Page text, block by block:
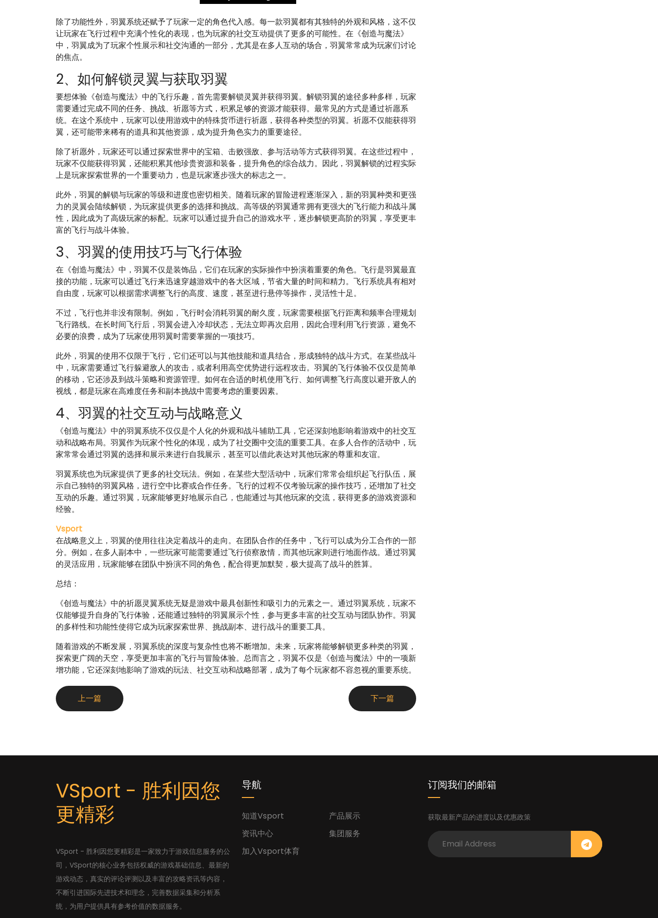
除了功能性外，羽翼系统还赋予了玩家一定的角色代入感。每一款羽翼都有其独特的外观和风格，这不仅
让玩家在飞行过程中充满个性化的表现，也为玩家的社交互动提供了更多的可能性。在《创造与魔法》
中，羽翼成为了玩家个性展示和社交沟通的一部分，尤其是在多人互动的场合，羽翼常常成为玩家们讨论
的焦点。
2、如何解锁灵翼与获取羽翼
要想体验《创造与魔法》中的飞行乐趣，首先需要解锁灵翼并获得羽翼。解锁羽翼的途径多种多样，玩家
需要通过完成不同的任务、挑战、祈愿等方式，积累足够的资源才能获得。最常见的方式是通过祈愿系
统。在这个系统中，玩家可以使用游戏中的特殊货币进行祈愿，获得各种类型的羽翼。祈愿不仅能获得羽
翼，还可能带来稀有的道具和其他资源，成为提升角色实力的重要途径。
除了祈愿外，玩家还可以通过探索世界中的宝箱、击败强敌、参与活动等方式获得羽翼。在这些过程中，
玩家不仅能获得羽翼，还能积累其他珍贵资源和装备，提升角色的综合战力。因此，羽翼解锁的过程实际
上是玩家探索世界的一个重要动力，也是玩家逐步强大的标志之一。
此外，羽翼的解锁与玩家的等级和进度也密切相关。随着玩家的冒险进程逐渐深入，新的羽翼种类和更强
力的灵翼会陆续解锁，为玩家提供更多的选择和挑战。高等级的羽翼通常拥有更强大的飞行能力和战斗属
性，因此成为了高级玩家的标配。玩家可以通过提升自己的游戏水平，逐步解锁更高阶的羽翼，享受更丰
富的飞行与战斗体验。
3、羽翼的使用技巧与飞行体验
在《创造与魔法》中，羽翼不仅是装饰品，它们在玩家的实际操作中扮演着重要的角色。飞行是羽翼最直
接的功能，玩家可以通过飞行来迅速穿越游戏中的各大区域，节省大量的时间和精力。飞行系统具有相对
自由度，玩家可以根据需求调整飞行的高度、速度，甚至进行悬停等操作，灵活性十足。
不过，飞行也并非没有限制。例如，飞行时会消耗羽翼的耐久度，玩家需要根据飞行距离和频率合理规划
飞行路线。在长时间飞行后，羽翼会进入冷却状态，无法立即再次启用，因此合理利用飞行资源，避免不
必要的浪费，成为了玩家使用羽翼时需要掌握的一项技巧。
此外，羽翼的使用不仅限于飞行，它们还可以与其他技能和道具结合，形成独特的战斗方式。在某些战斗
中，玩家需要通过飞行躲避敌人的攻击，或者利用高空优势进行远程攻击。羽翼的飞行体验不仅仅是简单
的移动，它还涉及到战斗策略和资源管理。如何在合适的时机使用飞行、如何调整飞行高度以避开敌人的
视线，都是玩家在高难度任务和副本挑战中需要考虑的重要因素。
4、羽翼的社交互动与战略意义
《创造与魔法》中的羽翼系统不仅仅是个人化的外观和战斗辅助工具，它还深刻地影响着游戏中的社交互
动和战略布局。羽翼作为玩家个性化的体现，成为了社交圈中交流的重要工具。在多人合作的活动中，玩
家常常会通过羽翼的选择和展示来进行自我展示，甚至可以借此表达对其他玩家的尊重和友谊。
羽翼系统也为玩家提供了更多的社交玩法。例如，在某些大型活动中，玩家们常常会组织起飞行队伍，展
示自己独特的羽翼风格，进行空中比赛或合作任务。飞行的过程不仅考验玩家的操作技巧，还增加了社交
互动的乐趣。通过羽翼，玩家能够更好地展示自己，也能通过与其他玩家的交流，获得更多的游戏资源和
经验。
Vsport
在战略意义上，羽翼的使用往往决定着战斗的走向。在团队合作的任务中，飞行可以成为分工合作的一部
分。例如，在多人副本中，一些玩家可能需要通过飞行侦察敌情，而其他玩家则进行地面作战。通过羽翼
的灵活应用，玩家能够在团队中扮演不同的角色，配合得更加默契，极大提高了战斗的胜算。
总结：
《创造与魔法》中的祈愿灵翼系统无疑是游戏中最具创新性和吸引力的元素之一。通过羽翼系统，玩家不
仅能够提升自身的飞行体验，还能通过独特的羽翼展示个性，参与更多丰富的社交互动与团队协作。羽翼
的多样性和功能性使得它成为玩家探索世界、挑战副本、进行战斗的重要工具。
随着游戏的不断发展，羽翼系统的深度与复杂性也将不断增加。未来，玩家将能够解锁更多种类的羽翼，
探索更广阔的天空，享受更加丰富的飞行与冒险体验。总而言之，羽翼不仅是《创造与魔法》中的一项新
增功能，它还深刻地影响了游戏的玩法、社交互动和战略部署，成为了每个玩家都不容忽视的重要系统。
上一篇 下一篇
VSport - 胜利因您
更精彩
VSport - 胜利因您更精彩是一家致力于游戏信息服务的公
司，VSport的核心业务包括权威的游戏基础信息、最新的
游戏动态，真实的评论评测以及丰富的攻略资讯等内容，
不断引进国际先进技术和理念，完善数据采集和分析系
统，为用户提供具有参考价值的数据服务。
导航
知道Vsport
产品展示
资讯中心
集团服务
加入Vsport体育
订阅我们的邮箱
获取最新产品的进度以及优惠政策